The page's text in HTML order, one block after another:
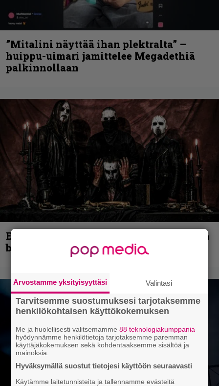
”Mitalini näyttää ihan plektralta” –
huippu-uimari jamittelee Megadethiä
palkinnollaan
Espoon syyskuu käynnistyy kotimaisen
black metalin merkeissä
Arvostamme yksityisyyttäsi Valintasi
Tarvitsemme suostumuksesi tarjotaksemme
henkilökohtaisen käyttökokemuksen
Me ja huolellisesti valitsemamme88 teknologiakumppania
hyödynnämme henkilötietoja tarjotaksemme paremman
käyttäjäkokemuksen sekä kohdentaaksemme sisältöä ja
mainoksia.
Hyväksymällä suostut tietojesi käyttöön seuraavasti
Käytämme laitetunnisteita ja tallennamme evästeitä